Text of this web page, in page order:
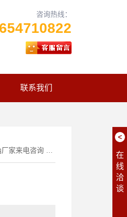
咨询热线：
联系我们
电咨询 学祥化工
<
在
线
洽
谈